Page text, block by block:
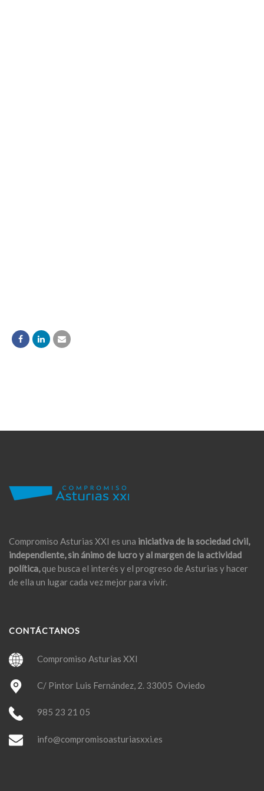
Compromiso Asturias XXI es una iniciativa de la sociedad civil,
independiente, sin ánimo de lucro y al margen de la actividad
política,que busca el interés y el progreso de Asturias y hacer
de ella un lugar cada vez mejor para vivir.
CONTÁCTANOS
Compromiso Asturias XXI
C/ Pintor Luis Fernández, 2. 33005 Oviedo
985 23 21 05
info@compromisoasturiasxxi.es